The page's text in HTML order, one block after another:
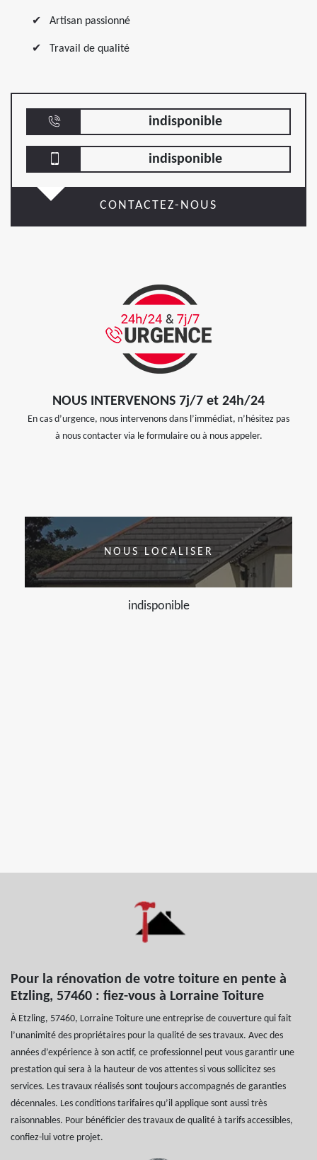
Artisan passionné
Travail de qualité
indisponible
indisponible
CONTACTEZ-NOUS
NOUS INTERVENONS 7j/7 et 24h/24
En cas d’urgence, nous intervenons dans l’immédiat, n’hésitez pas
à nous contacter via le formulaire ou à nous appeler.
NOUS LOCALISER
indisponible
Pour la rénovation de votre toiture en pente à
Etzling, 57460 : fiez-vous à Lorraine Toiture
À Etzling, 57460, Lorraine Toiture une entreprise de couverture qui fait
l’unanimité des propriétaires pour la qualité de ses travaux. Avec des
années d’expérience à son actif, ce professionnel peut vous garantir une
prestation qui sera à la hauteur de vos attentes si vous sollicitez ses
services. Les travaux réalisés sont toujours accompagnés de garanties
décennales. Les conditions tarifaires qu’il applique sont aussi très
raisonnables. Pour bénéficier des travaux de qualité à tarifs accessibles,
confiez-lui votre projet.